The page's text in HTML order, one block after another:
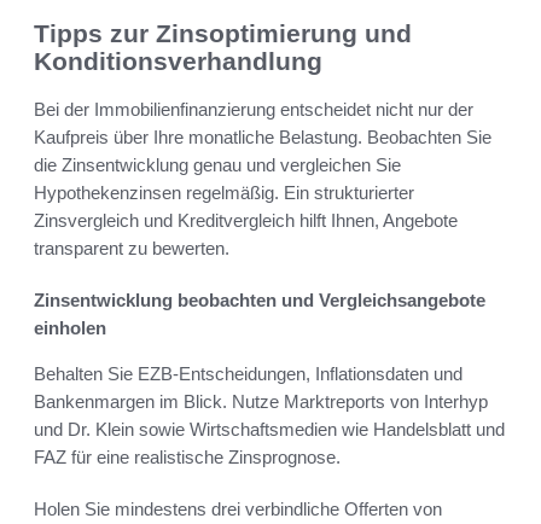
Tipps zur Zinsoptimierung und
Konditionsverhandlung
Bei der Immobilienfinanzierung entscheidet nicht nur der
Kaufpreis über Ihre monatliche Belastung. Beobachten Sie
die Zinsentwicklung genau und vergleichen Sie
Hypothekenzinsen regelmäßig. Ein strukturierter
Zinsvergleich und Kreditvergleich hilft Ihnen, Angebote
transparent zu bewerten.
Zinsentwicklung beobachten und Vergleichsangebote
einholen
Behalten Sie EZB-Entscheidungen, Inflationsdaten und
Bankenmargen im Blick. Nutze Marktreports von Interhyp
und Dr. Klein sowie Wirtschaftsmedien wie Handelsblatt und
FAZ für eine realistische Zinsprognose.
Holen Sie mindestens drei verbindliche Offerten von